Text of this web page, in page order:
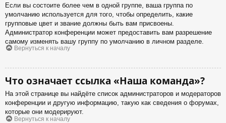
Если вы состоите более чем в одной группе, ваша группа по
умолчанию используется для того, чтобы определить, какие
групповые цвет и звание должны быть вам присвоены.
Администратор конференции может предоставить вам разрешение
самому изменять вашу группу по умолчанию в личном разделе.
Вернуться к началу
Что означает ссылка «Наша команда»?
На этой странице вы найдёте список администраторов и модераторов
конференции и другую информацию, такую как сведения о форумах,
которые они модерируют.
Вернуться к началу